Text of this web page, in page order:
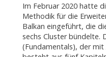
Im Februar 2020 hatte
Methodik für die
Balkan eingeführt, die
sechs Cluster bündelte.
(Fundamentals), der